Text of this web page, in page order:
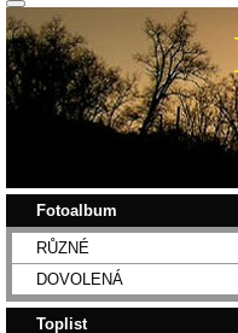
Fotoalbum
RŮZNÉ
DOVOLENÁ
Toplist